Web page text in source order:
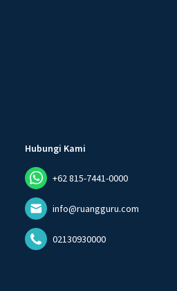
Hubungi Kami
+62 815-7441-0000
info@ruangguru.com
02130930000